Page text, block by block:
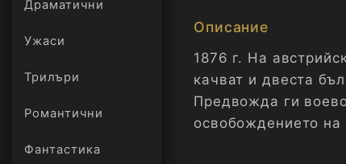
Драматични
Ужаси
Трилъри
онлайн
Романтични
Фантастика
Описание
1876 г. На
качват и двеста
Предвожда ги
освобождението на